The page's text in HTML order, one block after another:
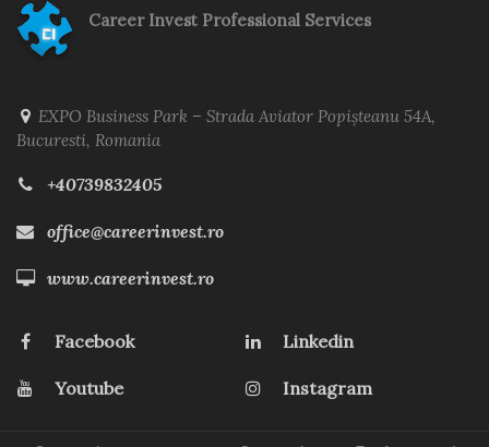
Career Invest Professional Services
EXPO Business Park – Strada Aviator Popișteanu 54A,
Bucuresti, Romania
+40739832405
office@careerinvest.ro
www.careerinvest.ro
Facebook Linkedin
Youtube Instagram